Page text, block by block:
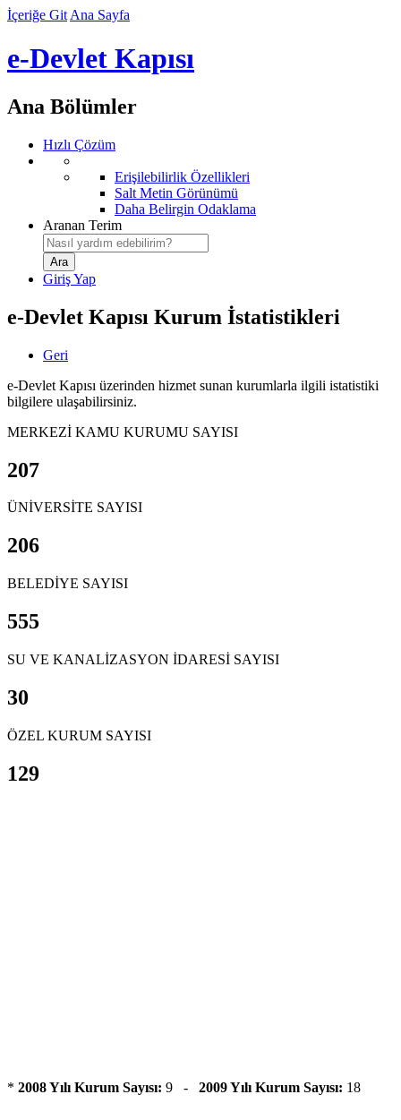
İçeriğe Git Ana Sayfa
e-Devlet Kapısı
Ana Bölümler
Hızlı Çözüm
Erişilebilirlik Özellikleri
Salt Metin Görünümü
Daha Belirgin Odaklama
Aranan Terim
Giriş Yap
e-Devlet Kapısı Kurum İstatistikleri
Geri
e-Devlet Kapısı üzerinden hizmet sunan kurumlarla ilgili istatistiki
bilgilere ulaşabilirsiniz.
MERKEZİ KAMU KURUMU SAYISI
207
ÜNİVERSİTE SAYISI
206
BELEDİYE SAYISI
555
SU VE KANALİZASYON İDARESİ SAYISI
30
ÖZEL KURUM SAYISI
129
* 2008 Yılı Kurum Sayısı: 9 - 2009 Yılı Kurum Sayısı: 18